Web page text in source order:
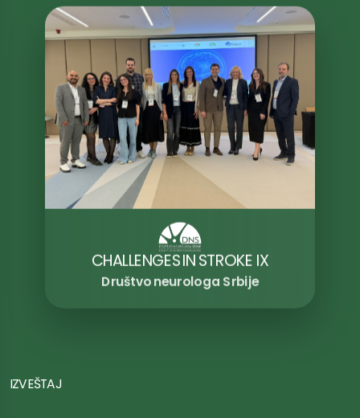
IZVEŠTAJ
CHALLENGES IN STROKE IX
Društvo neurologa Srbije